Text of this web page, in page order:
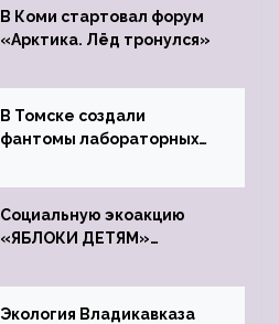
В Коми стартовал форум
«Арктика. Лёд тронулся»
В Томске создали
фантомы лабораторных
Социальную экоакцию
«ЯБЛОКИ ДЕТЯМ»
Экология Владикавказа